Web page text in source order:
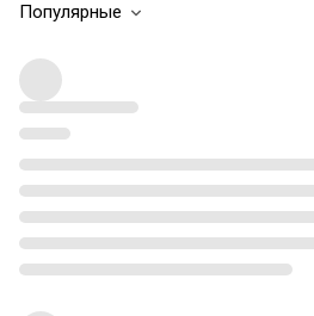
Популярные